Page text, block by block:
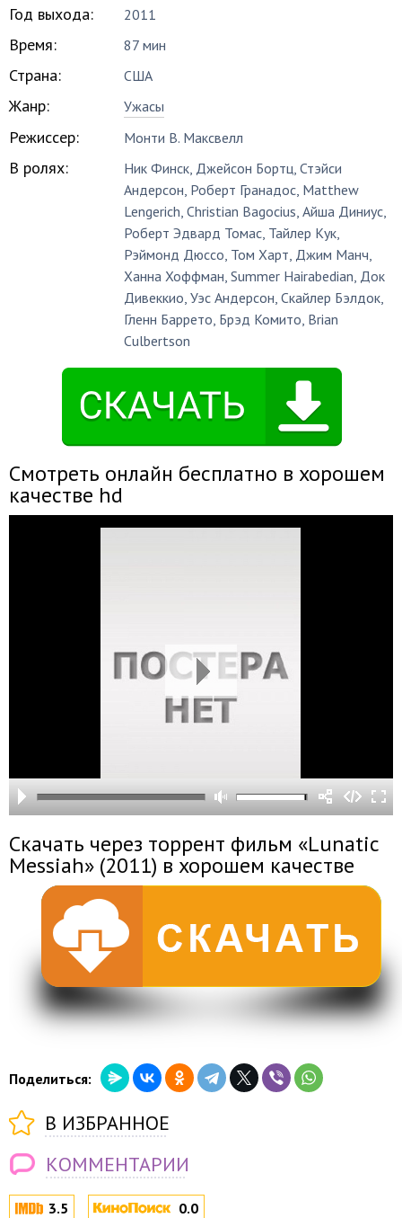
Год выхода: 2011
Время: 87 мин
Страна: США
Жанр: Ужасы
Режиссер: Монти В. Максвелл
В ролях: Ник Финск, Джейсон Бортц,Стэйси
Андерсон, Роберт Гранадос, Matthew
Lengerich,Christian Bagocius,Айша Диниус,
Роберт Эдвард Томас, Тайлер Кук,
Рэймонд Дюссо, Том Харт, Джим Манч,
Ханна Хоффман,Summer Hairabedian, Док
Дивеккио,Уэс Андерсон,Скайлер Бэлдок,
Гленн Баррето, Брэд Комито, Brian
Culbertson
3.5 0.0
Смотреть онлайн бесплатно в хорошем
качестве hd
Скачать через торрент фильм «Lunatic
Messiah» (2011) в хорошем качестве
Поделиться:
В ИЗБРАННОЕ
КОММЕНТАРИИ